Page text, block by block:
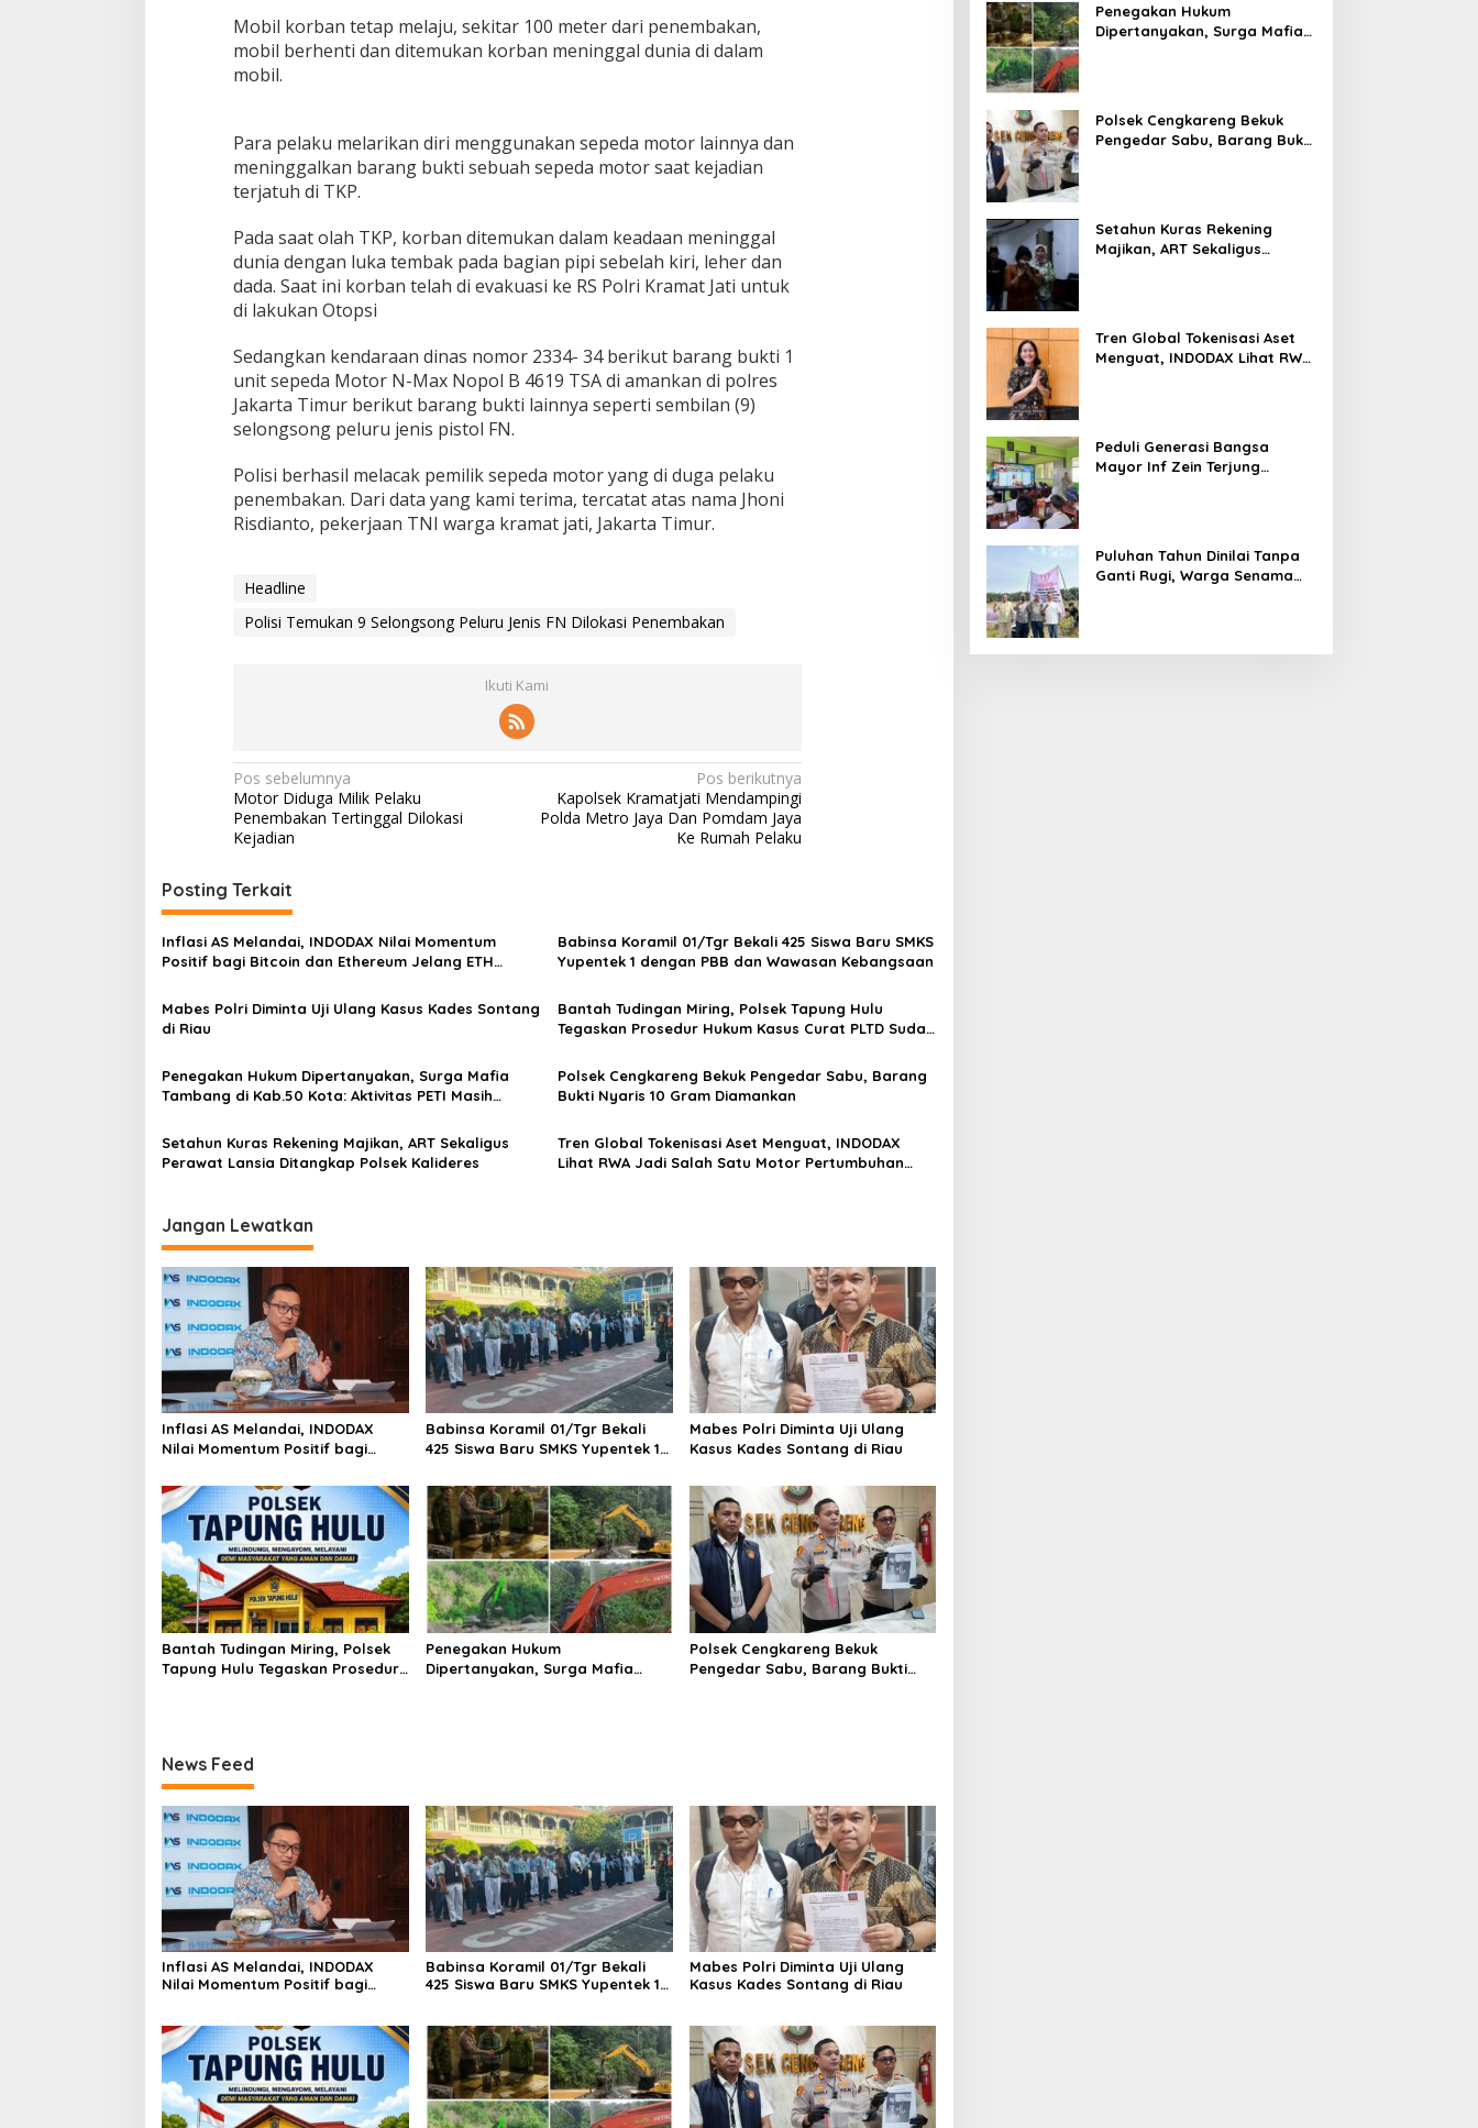
s
F
o
k
a
P
e
n
e
a
k
a
n
Mobil korban tetap melaju, sekitar 100 meter dari penembakan,
mobil berhenti dan ditemukan korban meninggal dunia di dalam
mobil.
Para pelaku melarikan diri menggunakan sepeda motor lainnya dan
meninggalkan barang bukti sebuah sepeda motor saat kejadian
terjatuh di TKP.
Pada saat olah TKP, korban ditemukan dalam keadaan meninggal
dunia dengan luka tembak pada bagian pipi sebelah kiri, leher dan
dada. Saat ini korban telah di evakuasi ke RS Polri Kramat Jati untuk
di lakukan Otopsi
Sedangkan kendaraan dinas nomor 2334- 34 berikut barang bukti 1
unit sepeda Motor N-Max Nopol B 4619 TSA di amankan di polres
Jakarta Timur berikut barang bukti lainnya seperti sembilan (9)
selongsong peluru jenis pistol FN.
Polisi berhasil melacak pemilik sepeda motor yang di duga pelaku
penembakan. Dari data yang kami terima, tercatat atas nama Jhoni
Risdianto, pekerjaan TNI warga kramat jati, Jakarta Timur.
Headline
Polisi Temukan 9 Selongsong Peluru Jenis FN Dilokasi Penembakan
Ikuti Kami
N
a
v
i
g
a
s
i
s
Pos sebelumnya
Motor Diduga Milik Pelaku
Penembakan Tertinggal Dilokasi
Kejadian
Pos berikutnya
Kapolsek Kramatjati Mendampingi
Polda Metro Jaya Dan Pomdam Jaya
Ke Rumah Pelaku
Posting Terkait
Inflasi AS Melandai, INDODAX Nilai Momentum
Positif bagi Bitcoin dan Ethereum Jelang ETH
Babinsa Koramil 01/Tgr Bekali 425 Siswa Baru SMKS
Yupentek 1 dengan PBB dan Wawasan Kebangsaan
Mabes Polri Diminta Uji Ulang Kasus Kades Sontang
di Riau
Bantah Tudingan Miring, Polsek Tapung Hulu
Tegaskan Prosedur Hukum Kasus Curat PLTD Sudah
Penegakan Hukum Dipertanyakan, Surga Mafia
Tambang di Kab.50 Kota: Aktivitas PETI Masih
Polsek Cengkareng Bekuk Pengedar Sabu, Barang
Bukti Nyaris 10 Gram Diamankan
Setahun Kuras Rekening Majikan, ART Sekaligus
Perawat Lansia Ditangkap Polsek Kalideres
Tren Global Tokenisasi Aset Menguat, INDODAX
Lihat RWA Jadi Salah Satu Motor Pertumbuhan
Jangan Lewatkan
Inflasi AS Melandai, INDODAX
Nilai Momentum Positif bagi
Genesis Day
Babinsa Koramil 01/Tgr Bekali
425 Siswa Baru SMKS Yupentek 1
Kebangsaan
Mabes Polri Diminta Uji Ulang
Kasus Kades Sontang di Riau
Bantah Tudingan Miring, Polsek
Tapung Hulu Tegaskan Prosedur
Penegakan Hukum
Dipertanyakan, Surga Mafia
Polsek Cengkareng Bekuk
Pengedar Sabu, Barang Bukti
News Feed
Inflasi AS Melandai, INDODAX
Nilai Momentum Positif bagi
Babinsa Koramil 01/Tgr Bekali
425 Siswa Baru SMKS Yupentek 1
Mabes Polri Diminta Uji Ulang
Kasus Kades Sontang di Riau
Penegakan Hukum
Dipertanyakan, Surga Mafia
Rusak
Polsek Cengkareng Bekuk
Pengedar Sabu, Barang Bukti
Setahun Kuras Rekening
Majikan, ART Sekaligus
Tren Global Tokenisasi Aset
Menguat, INDODAX Lihat RWA
Peduli Generasi Bangsa
Mayor Inf Zein Terjung
Sekolah
Puluhan Tahun Dinilai Tanpa
Ganti Rugi, Warga Senama